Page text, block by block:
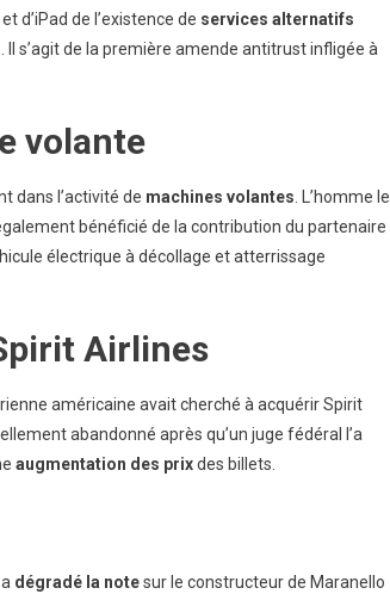
d’iPad de l’existence de services alternatifs
Il s’agit de la première amende antitrust infligée à
volante
dans l’activité de machines volantes . L’homme le
bénéficié de la contribution du partenaire
électrique à décollage et atterrissage
Airlines
américaine avait cherché à acquérir Spirit
abandonné après qu’un juge fédéral l’a
augmentation des prixdes billets.
dégradé la notesur le constructeur de Maranello